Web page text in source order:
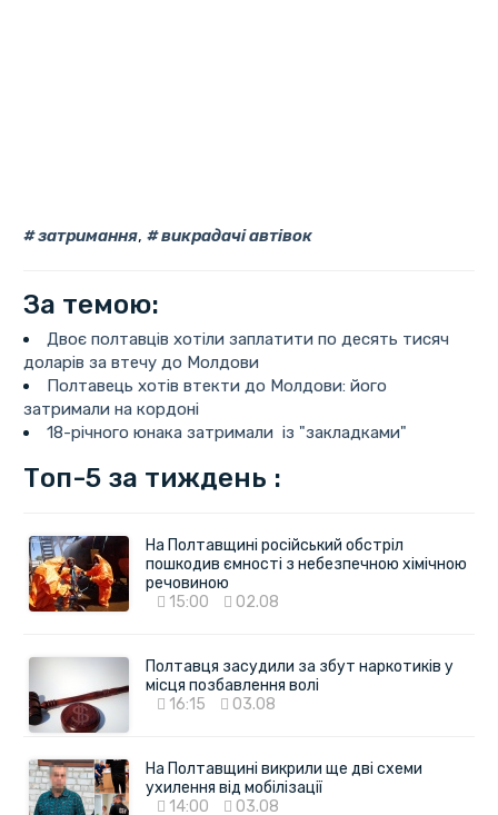
затримання, викрадачі автівок
За темою:
Двоє полтавців хотіли заплатити по десять тисяч
доларів за втечу до Молдови
Полтавець хотів втекти до Молдови: його
затримали на кордоні
18-річного юнака затримали із "закладками"
Топ-5 за тиждень :
На Полтавщині російський обстріл
пошкодив ємності з небезпечною хімічною
речовиною
15:00
02.08
Полтавця засудили за збут наркотиків у
місця позбавлення волі
16:15
03.08
На Полтавщині викрили ще дві схеми
ухилення від мобілізації
14:00
03.08